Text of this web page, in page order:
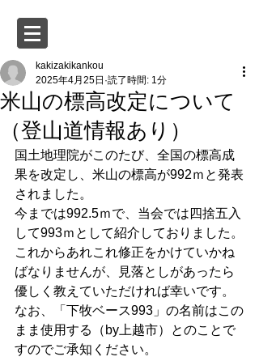
米山の標高改定について
（登山道情報あり）
kakizakikankou
2025年4月25日 読了時間: 1分
国土地理院がこのたび、全国の標高成
果を改定し、米山の標高が992ｍと発表
されました。
今までは992.5ｍで、当会では四捨五入
して993ｍとして紹介しておりました。
これからあれこれ修正をかけていかね
ばなりませんが、見落としがあったら
優しく教えていただければ幸いです。
なお、「下牧ベース993」の名前はこの
まま使用する（by上越市）とのことで
すのでご承知ください。